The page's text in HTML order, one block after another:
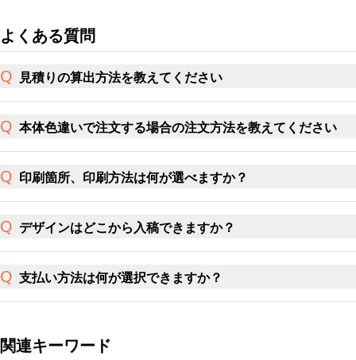
よくある質問
見積りの算出方法を教えてください
本体色違いで注文する場合の注文方法を教えてください
印刷箇所、印刷方法は何が選べますか？
デザインはどこから入稿できますか？
支払い方法は何が選択できますか？
関連キーワード